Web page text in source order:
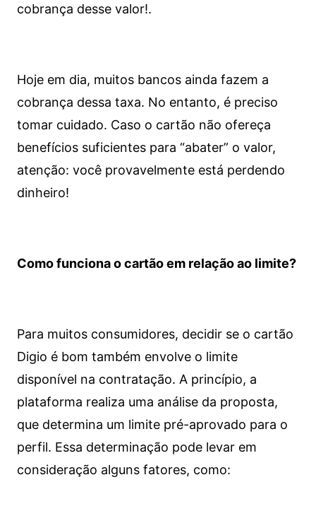
cobrança desse valor!.
Hoje em dia, muitos bancos ainda fazem a
cobrança dessa taxa. No entanto, é preciso
tomar cuidado. Caso o cartão não ofereça
benefícios suficientes para “abater” o valor,
atenção: você provavelmente está perdendo
dinheiro!
Como funciona o cartão em relação ao limite?
Para muitos consumidores, decidir se o cartão
Digio é bom também envolve o limite
disponível na contratação. A princípio, a
plataforma realiza uma análise da proposta,
que determina um limite pré-aprovado para o
perfil. Essa determinação pode levar em
consideração alguns fatores, como: